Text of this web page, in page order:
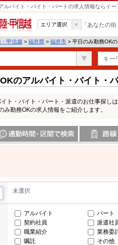
ルバイト・バイト・パートの求人情報ならイー
・甲信越
エリア選択 「あなたの
甲信越 > 福井県 > 福井市 > 平日のみ勤務OK
のアルバイト・バイト・
ト・バイト・パート・派遣のお仕事探し
勤務OKの求人情報をご紹介します。
未選択
アルバイト パート
契約社員
派遣社
職業紹介
業務委
嘱託
その他